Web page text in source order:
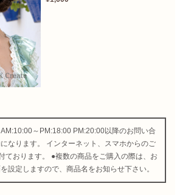
～PM:18:00 PM:20:00以降のお問い合
なります。 インターネット、スマホからのご
ております。 ●複数の商品をご購入の際は、お
設定しますので、商品名をお知らせ下さい。